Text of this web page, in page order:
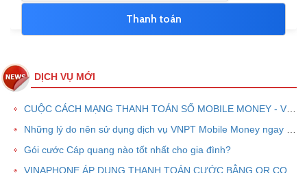
DỊCH VỤ MỚI
Gói cước Cáp quang nào tốt nhất cho gia đình?